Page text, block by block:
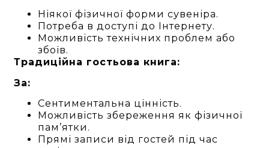
Ніякої фізичної форми сувеніра.
Потреба в доступі до Інтернету.
Можливість технічних проблем або
збоїв.
Традиційна гостьова книга:
За:
Сентиментальна цінність.
Можливість збереження як фізичної
пам’ятки.
Прямі записи від гостей під час